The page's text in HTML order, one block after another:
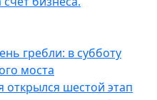
гребли: в субботу
моста
открылся шестой этап